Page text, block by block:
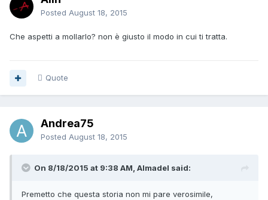
Posted August 18, 2015
Che aspetti a mollarlo? non è giusto il modo in cui ti tratta.
Quote
Andrea75
Posted August 18, 2015
On 8/18/2015 at 9:38 AM, Almadel said:
Premetto che questa storia non mi pare verosimile,